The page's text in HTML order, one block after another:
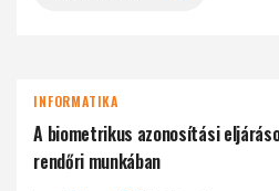
INFORMATIKA
A biometrikus azonosítási
rendőri munkában